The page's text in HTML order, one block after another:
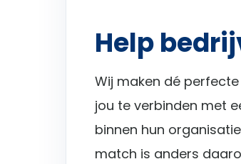
Help
Wij maken dé
jou te verbinden met
binnen hun
match is anders